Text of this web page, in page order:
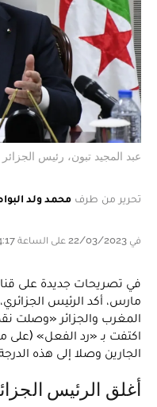
عبد المجيد تبون، رئيس الجزائر
تحرير من طرف محمد ولد
في 22/03/2023 على الساعة 14:17
مارس، أكد الرئيس
المغرب والجزائر «وصلت
اكتفت بـ «رد الفعل» (على
الجارين وصلا إلى هذه
أغلق الرئيس الجزائري عبد المجيد تبون،